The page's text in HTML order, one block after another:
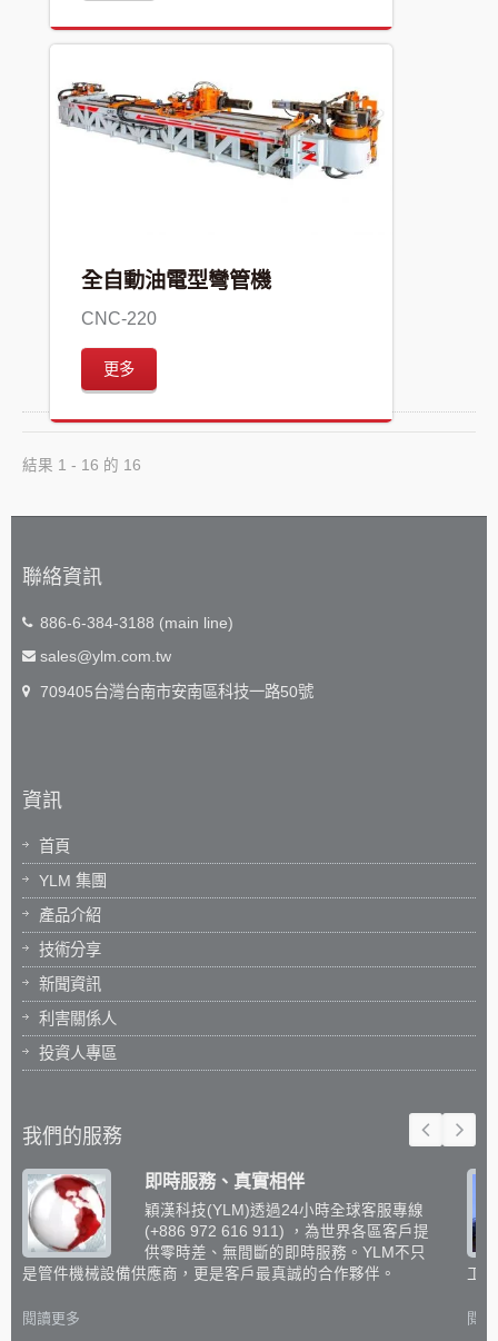
全自動油電型彎管機
CNC-220
更多
結果 1 - 16 的 16
聯絡資訊
886-6-384-3188 (main line)
sales@ylm.com.tw
709405台灣台南市安南區科技一路50號
資訊
首頁
YLM 集團
產品介紹
技術分享
新聞資訊
利害關係人
投資人專區
我們的服務
即時服務、真實相伴
穎漢科技(YLM)透過24小時全球客服專線
(+886 972 616 911) ，為世界各區客戶提
供零時差、無間斷的即時服務。YLM不只
是管件機械設備供應商，更是客戶最真誠的合作夥伴。
閱讀更多
工
閱